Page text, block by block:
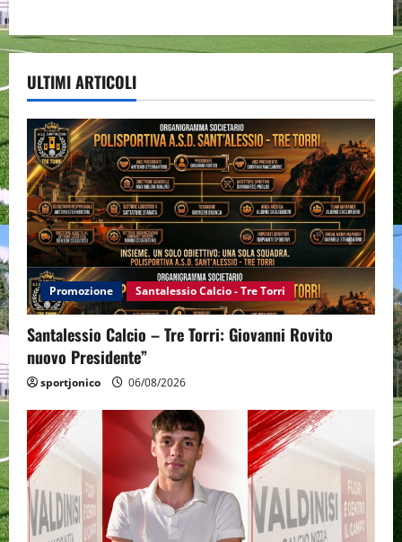
ULTIMI ARTICOLI
Promozione Santalessio Calcio - Tre Torri
Santalessio Calcio – Tre Torri: Giovanni Rovito
nuovo Presidente”
sportjonico 06/08/2026